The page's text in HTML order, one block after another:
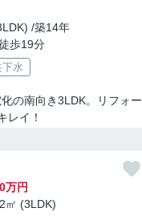
/築14年
歩19分
水
の南向き3LDK。リフォー
レイ！
万円
㎡ (3LDK)